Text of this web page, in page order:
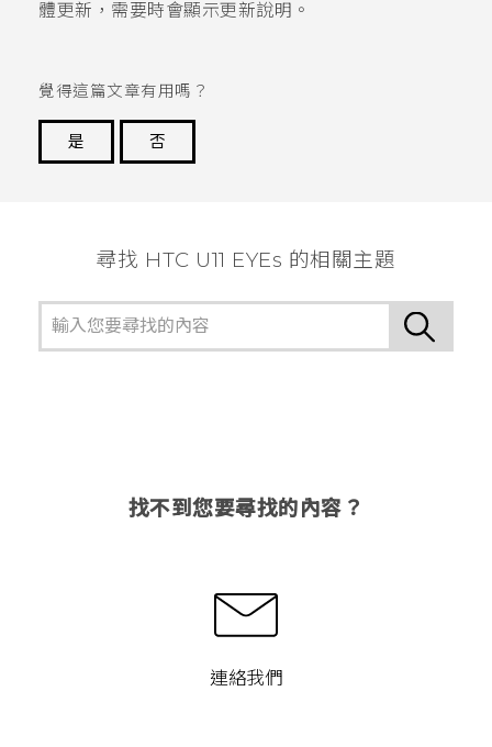
體更新，需要時會顯示更新說明。
覺得這篇文章有用嗎？
是
否
尋找 HTC U11 EYEs 的相關主題
找不到您要尋找的內容？
連絡我們